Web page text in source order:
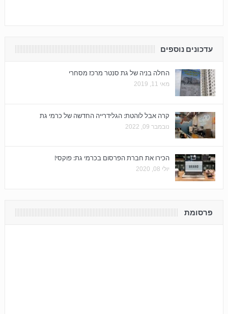
עדכונים נוספים
החלה בניה של גת סנטר מרכז מסחרי
מאי 11, 2019
קרה אבל לוהטת: הגלידרייה החדשה של כרמי גת
נובמבר 09, 2022
הכירו את חברת הפרסום בכרמי גת: פוקסי!
יולי 08, 2020
פרסומת